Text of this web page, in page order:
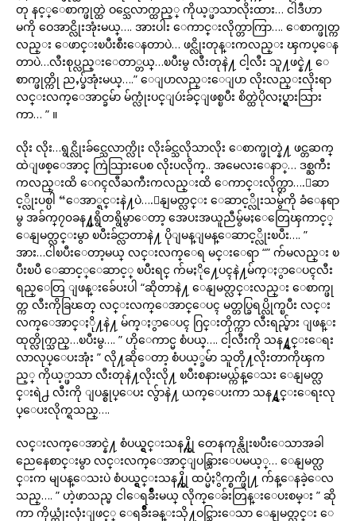
တု နင့္ေစာက္ဖုတ္ထဲ ဝင္သေလာက္ထည့္ ကိုယ့္ဖာသာလိုးထား… ငါဒီဟာ
မကို ဝေအာင္လိုးအုံးမယ္…. အားပါး ေကာင္းလိုက္တာကြာ…. ေစာက္ဖုတ္က
လည္း ေဖာင္းၿပီးစီးေနတာပဲ… ဖင္လိုးတုန္းကလည္း ၾကပ္ေန
တာပဲ…လီးစုပ္လည္းေတာ္တယ္…ၿပီးမွ လီးတုနဲ႔ ငါ့လီး သူ႔ဖင္နဲ႔ ေ
စာက္ဖုတ္ကို ညႇပ္ခ်အုံးမယ္….” ေျပာလည္းေျပာ လိုးလည္းလိုးရာ
လင္းလက္ေအာင္ခမ်ာ မ်က္လုံးပင္ျပဴးခ်င္ျဖစ္ၿပီး စိတ္ထဲပိုလႈပ္ရွားသြား
ကာ… ” ။
လိုး လိုး…ရွင္လိုးခ်င္သေလာက္လိုး လိုးခ်င္သလိုသာလိုး ေစာက္ဖုတ္နဲ႔ ဖင္တဆက္
ထဲျဖစ္ေအာင္ ကြဲသြားပေစ လိုးပလိုက္.. အမေလးေနာ္… ဒစ္ႀကီး
ကလည္းထိ ေဂၚလီႀကီးကလည္းထိ ေကာင္းလိုက္တာ….ေဆာ
င့္လိုးပစ္ပါ “ေအာ္ရင္းနဲ႔ပဲ….ေနျမတ္လင္း ေဆာင့္လိုးသမွ်ကို ခံေနရာ
မွ အခ်က္၇၀ခန႔္မရွိတရွိမွာေတာ့ အေပးအယူညီမွ်မႈေတြေၾကာင့္
ေနျမတ္လင္းမွာ ၿပီးခ်င္လာတာနဲ႔ ပိုျမန္ျမန္ေဆာင့္လိုးၿပီး…. ”
အား…ငါၿပီးေတာ့မယ္ လင္းလက္ေရ မင္းေရာ “” က်မလည္း ၿ
ပီးၿပီ ေဆာင့္ေဆာင့္ ၿပီးရင္ က်မႏို႔ေပၚနဲ႔မ်က္ႏွာေပၚလီး
ရည္ေတြ ျဖန္းခ်ေပးပါ “ဆိုတာနဲ႔ ေနျမတ္လင္းလည္း ေစာက္ဖု
တ္က လီးကိုခြၽတ္ လင္းလက္ေအာင္ေပၚ မတ္တပ္ခြရပ္လိုက္ၿပီး လင္း
လက္ေအာင္ႏို႔နဲ႔ မ်က္ႏွာေပၚ ဂြင္းတိုက္ကာ လီးရည္မ်ား ျဖန္း
ထုတ္လိုက္သည္…ၿပီးမွ…. ” ဟိုေကာင္မ စံပယ္…. ငါ့လီးကို သန႔္ရွင္းေရး
လာလုပ္ေပးအုံး ” လို႔ဆိုေတာ့ စံပယ့္ခမ်ာ သူတို႔လိုးတာကိုၾက
ည့္ ကိုယ့္ဖာသာ လီးတုနဲ႔လိုးလို႔ ၿပီးစနားမယ္က်န္ေသး ေနျမတ္လ
င္းရဲ႕ လီးကို ျပန္စုပ္ေပး လွ်ာနဲ႔ ယက္ေပးကာ သန႔္ရွင္းေရးလု
ပ္ေပးလိုက္ရသည္….
လင္းလက္ေအာင္နဲ႔ စံပယ္ရွင္းသန႔္ကို တေနကုန္လိုးၿပီးေသာအခါ
ညေနေစာင္းမွာ လင္းလက္ေအာင္ျပန္သြားေပမယ့္… ေနျမတ္လ
င္းက မျပန္ေသးပဲ စံပယ္ရွင္းသန႔္ကို ထပ္မံႏွိက္စက္ဖို႔ က်န္ေနခဲ့ေလ
သည္…. ” ဟဲ့ဖာသည္မ ငါေရခ်ိဳးမယ္ လိုက္ေခ်းတြန္းေပးစမ္း ” ဆို
ကာ ကိုယ္တုံးလုံးျဖင့္ ေရခ်ိဳးခန္းသို႔ဝင္သြားေသာ ေနျမတ္လင္း ေ